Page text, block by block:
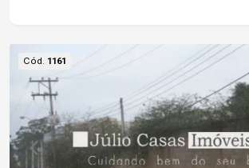
Gostaria de saber mais informações
uma visita?
Cód. 1161